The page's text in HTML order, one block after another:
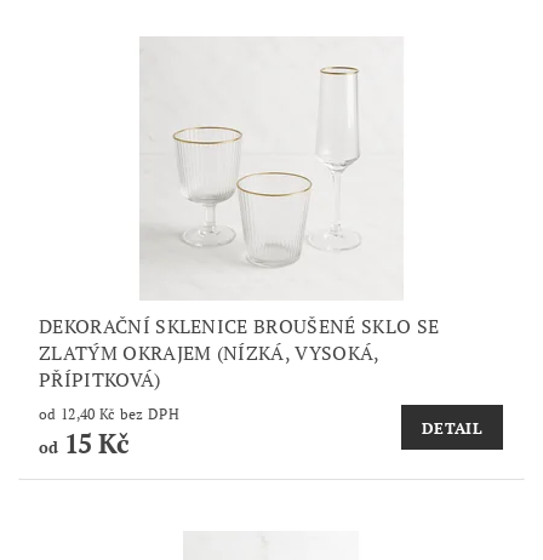
DEKORAČNÍ SKLENICE BROUŠENÉ SKLO SE
ZLATÝM OKRAJEM (NÍZKÁ, VYSOKÁ,
PŘÍPITKOVÁ)
od 12,40 Kč bez DPH
od15 Kč DETAIL